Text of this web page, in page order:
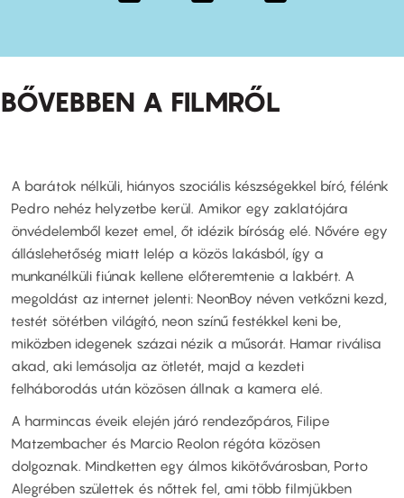
BŐVEBBEN A FILMRŐL
A barátok nélküli, hiányos szociális készségekkel bíró, félénk
Pedro nehéz helyzetbe kerül. Amikor egy zaklatójára
önvédelemből kezet emel, őt idézik bíróság elé. Nővére egy
álláslehetőség miatt lelép a közös lakásból, így a
munkanélküli fiúnak kellene előteremtenie a lakbért. A
megoldást az internet jelenti: NeonBoy néven vetkőzni kezd,
testét sötétben világító, neon színű festékkel keni be,
miközben idegenek százai nézik a műsorát. Hamar riválisa
akad, aki lemásolja az ötletét, majd a kezdeti
felháborodás után közösen állnak a kamera elé.
A harmincas éveik elején járó rendezőpáros, Filipe
Matzembacher és Marcio Reolon régóta közösen
dolgoznak. Mindketten egy álmos kikötővárosban, Porto
Alegrében születtek és nőttek fel, ami több filmjükben